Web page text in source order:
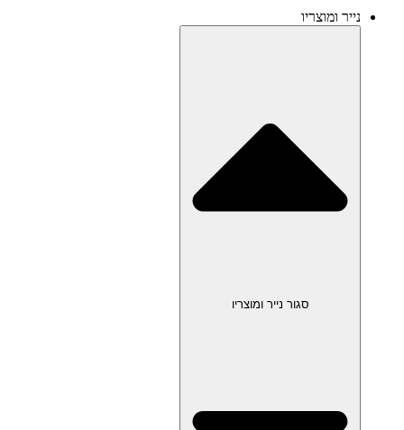
נייר ומוצריו
סגור נייר ומוצריו